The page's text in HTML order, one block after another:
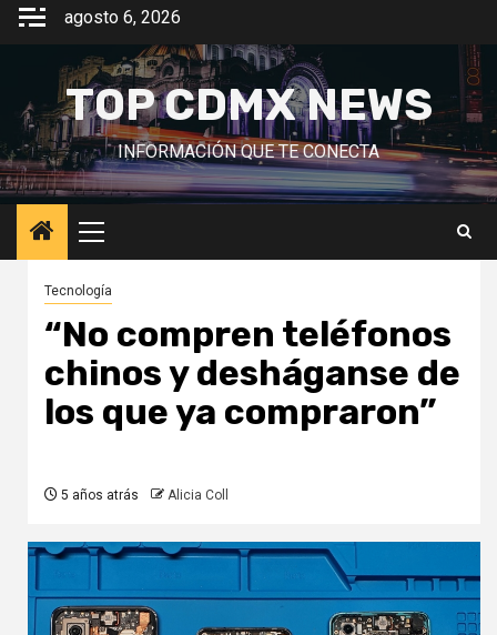
Saltar
contenido
agosto 6, 2026
TOP CDMX NEWS
INFORMACIÓN QUE TE CONECTA
Menú
principal
Tecnología
“No compren teléfonos
chinos y desháganse de
los que ya compraron”
5 años atrás Alicia Coll